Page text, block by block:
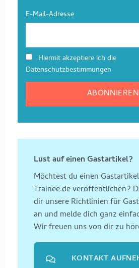
E-Mail-Adresse
Hiermit akzeptiere ich die
Datenschutzbestimmungen
Lust auf einen Gastartikel?
Möchtest du einen
Trainee.de veröffentlichen?
dir unsere Richtlinien für
an und melde dich ganz
Wir freuen uns von dir zu
KONTAKT